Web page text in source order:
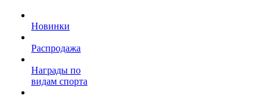
Новинки
Распродажа
Награды по
видам спорта